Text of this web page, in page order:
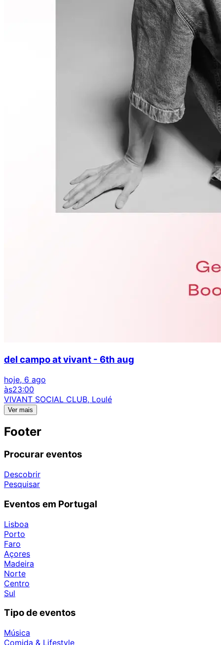
del campo at vivant - 6th aug
hoje, 6 ago
às23:00
VIVANT SOCIAL CLUB, Loulé
Ver mais
Footer
Procurar eventos
Descobrir
Pesquisar
Eventos em Portugal
Lisboa
Porto
Faro
Açores
Madeira
Norte
Centro
Sul
Tipo de eventos
Música
Comida & Lifestyle